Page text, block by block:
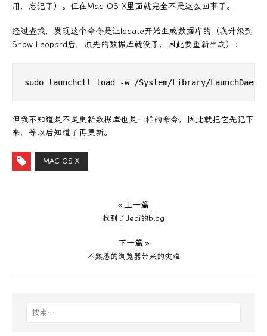
用，忘记了）。但在Mac OS X里面就完全不是这么回事了。
经过查找，发现这个命令是让locate开始生成数据库的（我升级到
Snow Leopard后，原先的数据库就没了，因此要重新生成）：
但我不知道是不是更新数据库也是一样的命令，因此就把它先记下
来，等以后知道了再更新。
MAC OS X
« 上一篇
找到了Jedi的blog
下一篇 »
不熟悉的浏览器带来的灾难